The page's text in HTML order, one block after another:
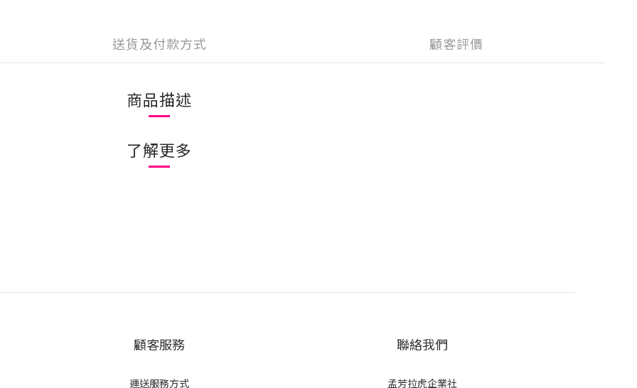
送貨及付款方式 顧客評價
商品描述
了解更多
顧客服務
運送服務方式
聯絡我們
孟芳拉虎企業社